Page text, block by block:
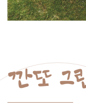
깐또 그